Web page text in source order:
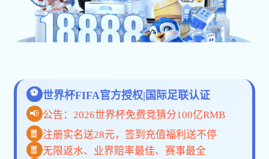
首页>> kok电竞平台展览 >>正文
面料创意设计
kok电竞平台:时间：2023-07-02 信息来源： 阅读量：